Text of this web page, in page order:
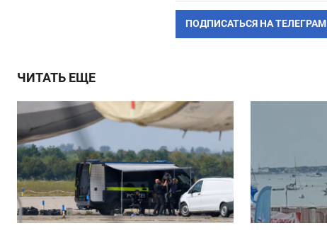
ПОДПИСАТЬСЯ НА ТЕЛЕГРАМ
ЧИТАТЬ ЕЩЕ